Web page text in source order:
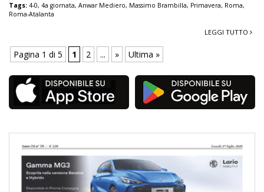
Tags: 4-0, 4a giornata, Anwar Mediero, Massimo Brambilla, Primavera, Roma,
Roma-Atalanta
LEGGI TUTTO
Pagina 1 di 5 1 2 ... » Ultima »